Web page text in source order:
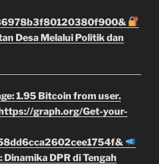
Desa Melalui Politik dan
1.95 Bitcoin from user.
graph.org/Get-your-
DPR di Tengah